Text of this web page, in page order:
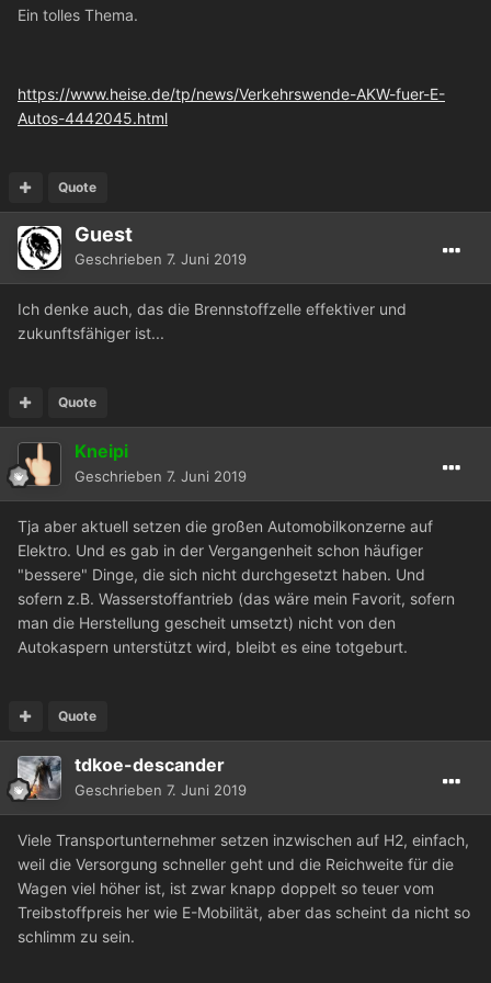
Ein tolles Thema.
https://www.heise.de/tp/news/Verkehrswende-AKW-fuer-E-
Autos-4442045.html
Quote
Guest
Geschrieben 7. Juni 2019
Ich denke auch, das die Brennstoffzelle effektiver und
zukunftsfähiger ist...
Quote
Kneipi
Geschrieben 7. Juni 2019
Tja aber aktuell setzen die großen Automobilkonzerne auf
Elektro. Und es gab in der Vergangenheit schon häufiger
"bessere" Dinge, die sich nicht durchgesetzt haben. Und
sofern z.B. Wasserstoffantrieb (das wäre mein Favorit, sofern
man die Herstellung gescheit umsetzt) nicht von den
Autokaspern unterstützt wird, bleibt es eine totgeburt.
Quote
tdkoe-descander
Geschrieben 7. Juni 2019
Viele Transportunternehmer setzen inzwischen auf H2, einfach,
weil die Versorgung schneller geht und die Reichweite für die
Wagen viel höher ist, ist zwar knapp doppelt so teuer vom
Treibstoffpreis her wie E-Mobilität, aber das scheint da nicht so
schlimm zu sein.